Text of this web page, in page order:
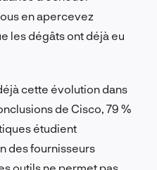
en apercevez
les dégâts ont déjà eu
cette évolution dans
de Cisco, 79 %
étudient
des fournisseurs
outils ne permet pas